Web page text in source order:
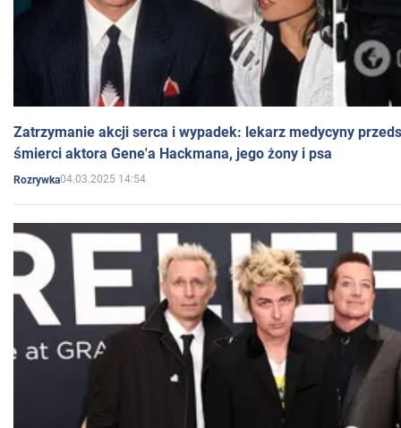
Zatrzymanie akcji serca i wypadek: lekarz medycyny
śmierci aktora Gene'a Hackmana, jego żony i psa
Rozrywka04.03.2025 14:54